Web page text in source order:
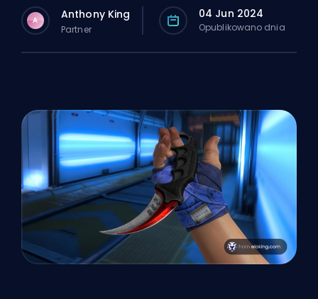
A Anthony King
Partner
04 Jun 2024
Opublikowano dnia